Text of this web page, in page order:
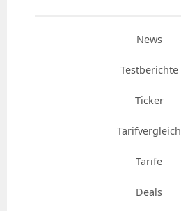
News
Testberichte
Ticker
Tarifvergleich
Tarife
Deals